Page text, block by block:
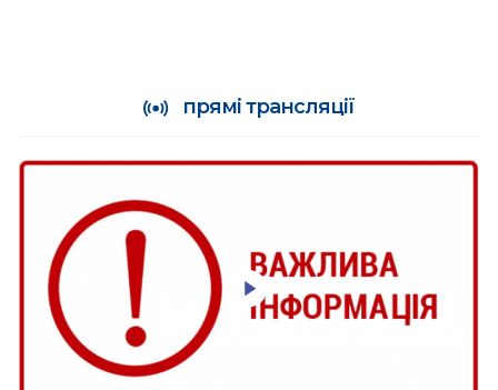
прямі трансляції